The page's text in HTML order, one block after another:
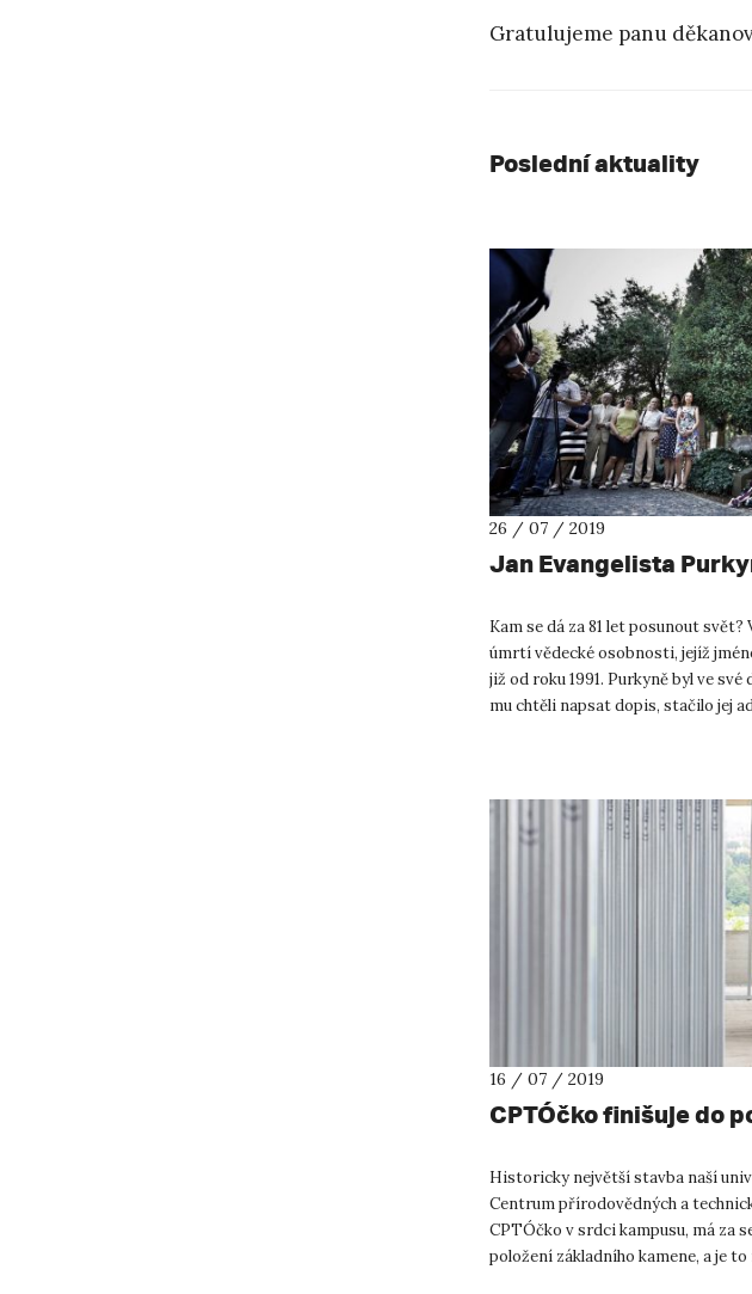
Gratulujeme panu
Poslední aktuality
26 / 07 / 2019
Jan Evangelista
Kam se dá za 81 let posunout svět?
úmrtí vědecké osobnosti, jejíž
již od roku 1991. Purkyně byl ve
mu chtěli napsat dopis, stačilo jej
16 / 07 / 2019
CPTÓčko finišuje do
Historicky největší stavba naší
Centrum přírodovědných a
CPTÓčko v srdci kampusu, má za
položení základního kamene, a je